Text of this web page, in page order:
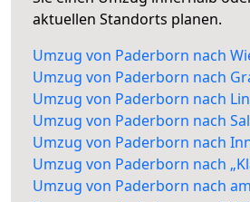
aktuellen Standorts planen.
Umzug von Paderborn nach
Umzug von Paderborn nach
Umzug von Paderborn nach
Umzug von Paderborn nach
Umzug von Paderborn nach
Umzug von Paderborn nach
Umzug von Paderborn nach